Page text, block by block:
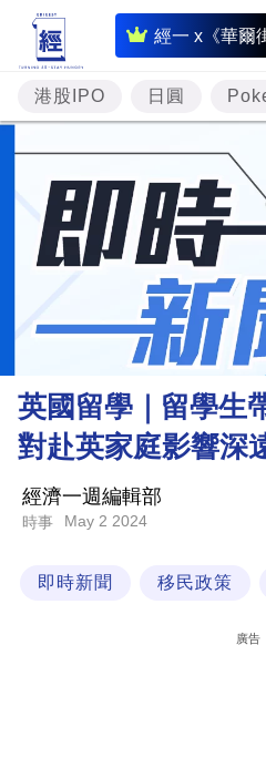
經一 x《華爾
即
時
財
經
專
題
投
資
樓
市
商
業
科
港股IPO 日圓
英國留學｜留學生
對赴英家庭影響深
經濟一週編輯部
時事 May 2 2024
即時新聞 移民政策
廣告